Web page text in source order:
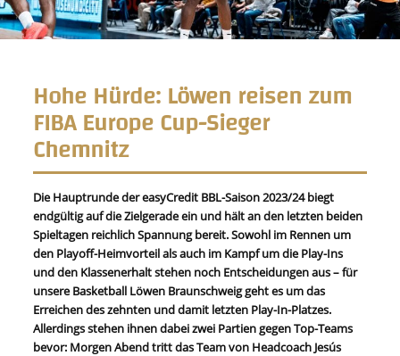
Hohe Hürde: Löwen reisen zum
FIBA Europe Cup-Sieger
Chemnitz
Die Hauptrunde der easyCredit BBL-Saison 2023/24 biegt
endgültig auf die Zielgerade ein und hält an den letzten beiden
Spieltagen reichlich Spannung bereit. Sowohl im Rennen um
den Playoff-Heimvorteil als auch im Kampf um die Play-Ins
und den Klassenerhalt stehen noch Entscheidungen aus – für
unsere Basketball Löwen Braunschweig geht es um das
Erreichen des zehnten und damit letzten Play-In-Platzes.
Allerdings stehen ihnen dabei zwei Partien gegen Top-Teams
bevor: Morgen Abend tritt das Team von Headcoach Jesús